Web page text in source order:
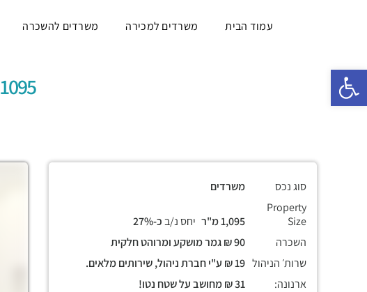
פתח סרגל נגישות
עמוד הבית משרדים למכירה משרדים להשכרה
1095 מ"ר, מרווח וייצוגי
סוג נכס
משרדים
Property
Size
יחס נ/בכ-27%
השכרה
שרות׳ הניהול
ארנונה: